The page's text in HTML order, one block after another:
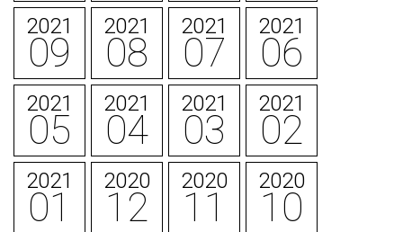
2021
09
2021
08
2021
07
2021
06
2021
05
2021
04
2021
03
2021
02
2021
01
2020
12
2020
11
2020
10